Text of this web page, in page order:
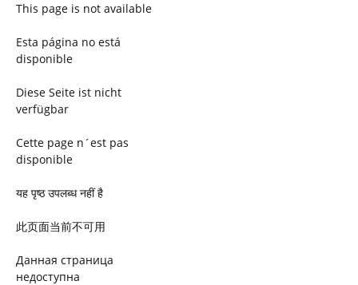
This page is not available
Esta página no está
disponible
Diese Seite ist nicht
verfügbar
Cette page n´est pas
disponible
यह पृष्ठ उपलब्ध नहीं है
此页面当前不可用
Данная страница
недоступна